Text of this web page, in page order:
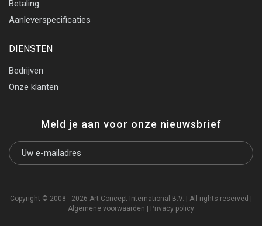
Betaling
Aanleverspecificaties
DIENSTEN
Bedrijven
Onze klanten
Meld je aan voor onze nieuwsbrief
Copyright © 2008 - 2026 Art Concept International B.V. | All rights reserved |
Algemene voorwaarden
Privacy policy